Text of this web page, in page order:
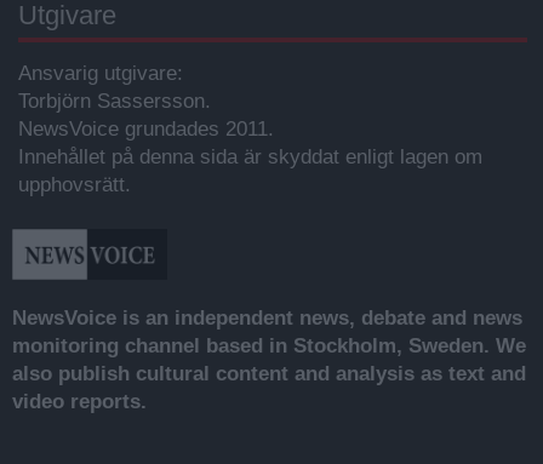
Utgivare
Ansvarig utgivare:
Torbjörn Sassersson.
NewsVoice grundades 2011.
Innehållet på denna sida är skyddat enligt lagen om
upphovsrätt.
NewsVoice is an independent news, debate and news
monitoring channel based in Stockholm, Sweden. We
also publish cultural content and analysis as text and
video reports.